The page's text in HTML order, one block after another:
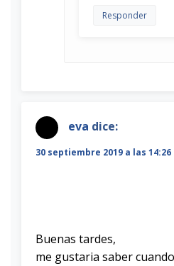
Responder
eva dice:
30 septiembre 2019 a las 14:26
Buenas tardes,
me gustaria saber